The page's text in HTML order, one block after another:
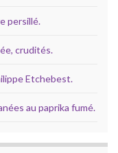
persillé.
crudités.
Etchebest.
au paprika fumé.